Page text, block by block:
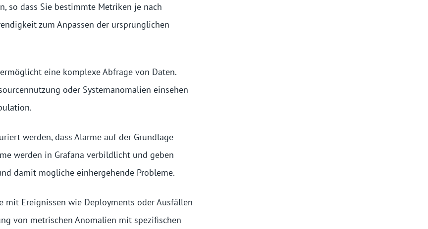
so dass Sie bestimmte Metriken je nach
zum Anpassen der ursprünglichen
eine komplexe Abfrage von Daten.
oder Systemanomalien einsehen
werden, dass Alarme auf der Grundlage
werden in Grafana verbildlicht und geben
damit mögliche einhergehende Probleme.
mit Ereignissen wie Deployments oder Ausfällen
von metrischen Anomalien mit spezifischen